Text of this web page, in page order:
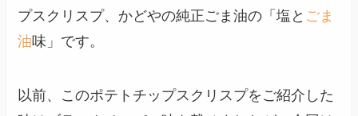
プスクリスプ、かどやの純正ごま油の「塩と ごま
油味」です。
以前、このポテトチップスクリスプをご紹介した